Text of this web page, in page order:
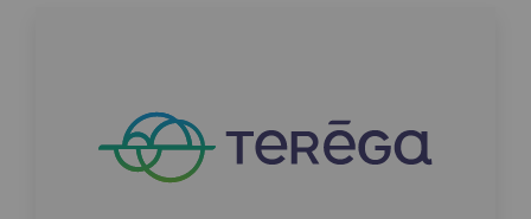
Responsabilité environnementale
BE POSITIF, le programme de